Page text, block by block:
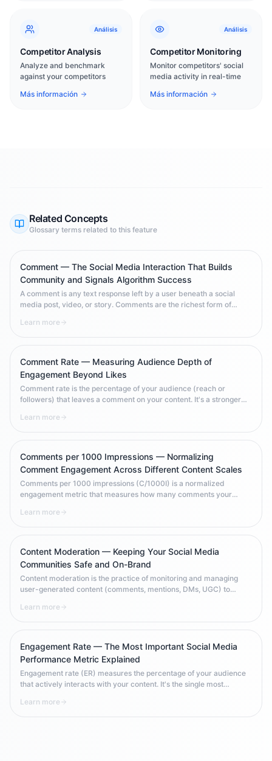
Análisis
Competitor Analysis
Analyze and benchmark
against your competitors
Más información
Análisis
Competitor Monitoring
Monitor competitors' social
media activity in real-time
Más información
Related Concepts
Glossary terms related to this feature
Comment — The Social Media Interaction That Builds
Community and Signals Algorithm Success
A comment is any text response left by a user beneath a social
media post, video, or story. Comments are the richest form of
genuine interest, and carry powerful signals to platform algorithms
that your content deserves wider distribution.
Learn more
Comment Rate — Measuring Audience Depth of
Engagement Beyond Likes
Comment rate is the percentage of your audience (reach or
followers) that leaves a comment on your content. It's a stronger
deliberate effort. Comment rate benchmarks vary significantly by
platform, content type, and industry — making context essential
Learn more
Comments per 1000 Impressions — Normalizing
Comment Engagement Across Different Content Scales
Comments per 1000 impressions (C/1000I) is a normalized
engagement metric that measures how many comments your
comment counts, this metric enables fair comparison across posts
with vastly different impression volumes — whether a post got
10,000 or 1,000,000 impressions.
Learn more
Content Moderation — Keeping Your Social Media
Communities Safe and On-Brand
Content moderation is the practice of monitoring and managing
user-generated content (comments, mentions, DMs, UGC) to
maintain brand reputation. Effective content moderation protects
brand image, ensures legal compliance, and cultivates a positive
Learn more
Engagement Rate — The Most Important Social Media
Performance Metric Explained
Engagement rate (ER) measures the percentage of your audience
that actively interacts with your content. It's the single most
quantity — how much of your audience actually cares about what
you post, rather than just how many people follow you.
Learn more